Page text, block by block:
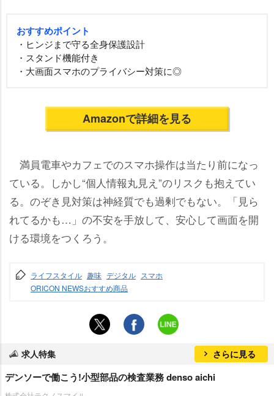
おすすめポイント
・ヒンジまで守る全身保護設計
・スタンド機能付き
・大画面スマホのプライバシー対策に◎
Amazonで詳細を見る
満員電車やカフェでのスマホ操作は当たり前になっ
ている。しかし“個人情報丸見え”のリスクも抱えてい
る。のぞき見対策は神経質でも過剰でもない。「見ら
れてるかも…」の不安を手放して、安心して画面を開
ける環境をつくろう。
ライフスタイル 趣味 デジタル スマホ
ORICON NEWSおすすめ商品
求人特集 さらに見る
デンソーで働こう!小型部品の検査業務 denso aichi